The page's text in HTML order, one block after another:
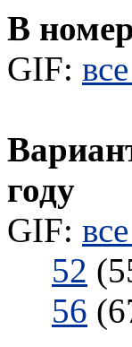
В
GIF:
году
GIF:
52
56